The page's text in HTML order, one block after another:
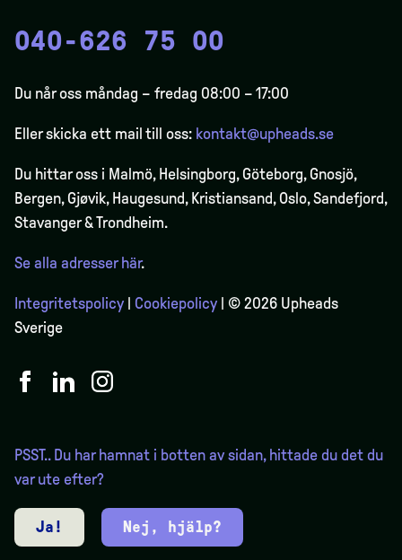
040-626 75 00
Du når oss måndag – fredag 08:00 – 17:00
Eller skicka ett mail till oss: kontakt@upheads.se
Du hittar oss i Malmö, Helsingborg, Göteborg, Gnosjö,
Bergen,Gjøvik, Haugesund, Kristiansand, Oslo, Sandefjord,
Stavanger & Trondheim.
Se alla adresser här.
Integritetspolicy Cookiepolicy | © 2026 Upheads
Sverige
PSST.. Du har hamnat i botten av sidan, hittade du det du
var ute efter?
Ja! Nej, hjälp?